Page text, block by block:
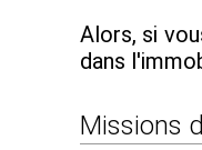
Alors, si
dans
Missions